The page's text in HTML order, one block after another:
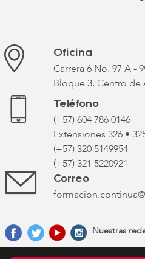
Oficina
Carrera 6 No. 97 A -
Bloque 3, Centro
Teléfono
(+57) 604 786 0146
Extensiones 326 •
(+57) 320 5149954
(+57) 321 5220921
Correo
Nuestras